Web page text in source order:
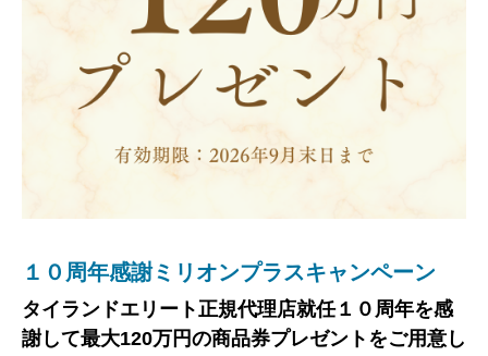
１０周年感謝ミリオンプラスキャンペーン
タイランドエリート正規代理店就任１０周年を感
謝して最大120万円の商品券プレゼントをご用意し